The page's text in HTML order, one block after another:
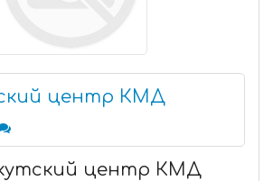
центр КМД
центр КМД